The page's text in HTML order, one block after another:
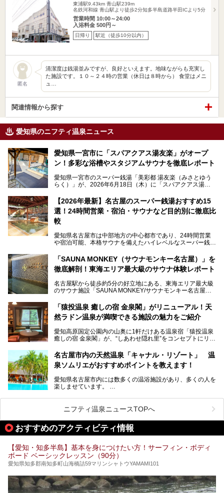
東浦駅9.43km 青山駅239m
名鉄河和線 青山駅より徒歩2分知多半島道路半田ICより5分
営業時間 10:00～24:00
入浴料金 500円～
日帰り 駅近（徒歩10分以内）
匿名
清潔度は銭湯並みですが、良好といえます。地味ながらも充実し
た施設です。１０～２４時の営業（休日は８時から） 食堂はメニ
ュ…
関連情報から探す
愛知県のニフティ温泉ニュース
愛知県一宮市に「スパアクアス湯友楽」がオープ
ン！多彩な浴槽やスタジアムサウナを徹底レポート
愛知県一宮市のスーパー銭湯「美彩都 湯友楽（みさとゆう
らく）」が、2026年6月18日（木）に「スパアクアス湯友
この地で30年にわたり愛され続けてきた施設だからこそ、
地元住民をはじめオープンを待ちわびている人も多いのでは
ないでしょうか。
老朽化した設備の補修を機に、2年前からじっくり構想を練
ってきたというだけあって、館内の充実度は想像以上。
以前の4倍に拡張したという露天エリアや10の浴槽、40人収
容の巨大なスタジアムサウナに、岩盤浴やリラクゼーション
までまるごと楽しめる施設に生まれ変わりました。
今回は、全面リニューアルして新しくなった「スパアクアス
【2026年最新】名古屋のスーパー銭湯おすすめ15
選！24時間営業・宿泊・サウナなど目的別に徹底比
較
愛知県名古屋市は中部地方の中心都市であり、24時間営業
や宿泊可能、本格サウナを備えたハイレベルなスーパー銭湯
そのため、「日々の仕事の疲れを心身ともにリセットした
い」「休日に時間を忘れて1日中ダラダラ過ごしたい」「コ
くある点が魅力です！
お好みの温泉施設を見つけて楽しんでくださいね。
「SAUNA MONKEY（サウナモンキー名古屋）」を
徹底解剖！東海エリア最大級のサウナ体験レポート
名古屋駅から徒歩約5分の好立地にある、東海エリア最大級
のサウナ施設「SAUNA MONKEY/サウナモンキー名古屋」
「名古屋駅周辺ってサウナが少ないよね」という声をよく耳
にするだけあり、アクセスの良さにも胸が高鳴ります。
今回は普段は男性専用となっているパブリックサウナが、女
さっそく取材してきました！
「猿投温泉 癒しの宿 金泉閣」がリニューアル！天
然ラドン温泉が満喫できる施設の魅力をご紹介
愛知高原国定公園内の山奥に1軒だけある温泉宿「猿投温泉
癒しの宿 金泉閣」が、“しあわせ隠れ里”をコンセプトにリニ
天然ラドン温泉が堪能できるお風呂や、新設・改装された客
室、地元の食材と温泉水で作られたお料理……。
ご紹介します。
名古屋市内の天然温泉「キャナル・リゾート」 温
泉ソムリエがおすすめポイントを教えます！
愛知県名古屋市内には数多くの温浴施設があり、多くの人を
楽しませています。
ムリエの目線で紹介していきます！
名古屋市内にはスーパー銭湯や日帰り温泉が多く、「どこに
行こうかな？」と悩んでしまう方も多いと思います。
ぜひこの記事を参考にして「キャナル・リゾート」に出かけ
てみるのはいかがでしょうか？
ニフティ温泉ニュースTOPへ
おすすめのアクティビティ情報
【愛知・知多半島】基本を身につけたい方！サーフィン・ボディ
ボード ベーシックレッスン（90分）
愛知県知多郡南知多町山海橋詰59マリンシャトウYAMAMI101